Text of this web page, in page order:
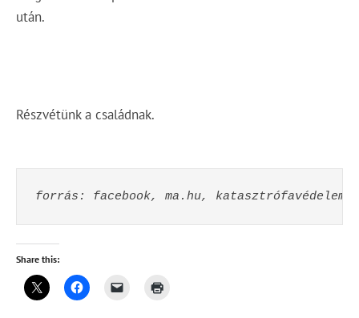
után.
Részvétünk a családnak.
forrás: facebook, ma.hu, katasztrófavédelem
Share this: